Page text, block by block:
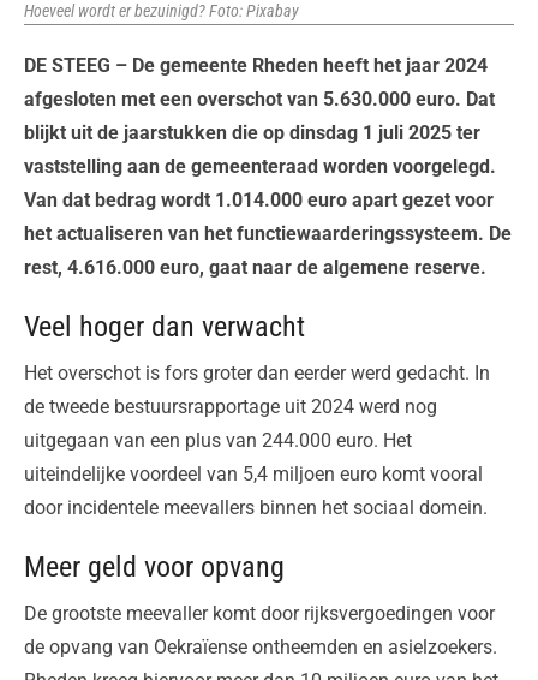
Hoeveel wordt er bezuinigd? Foto: Pixabay
DE STEEG – De gemeente Rheden heeft het jaar 2024
afgesloten met een overschot van 5.630.000 euro. Dat
blijkt uit de jaarstukken die op dinsdag 1 juli 2025 ter
vaststelling aan de gemeenteraad worden voorgelegd.
Van dat bedrag wordt 1.014.000 euro apart gezet voor
het actualiseren van het functiewaarderingssysteem. De
rest, 4.616.000 euro, gaat naar de algemene reserve.
Veel hoger dan verwacht
Het overschot is fors groter dan eerder werd gedacht. In
de tweede bestuursrapportage uit 2024 werd nog
uitgegaan van een plus van 244.000 euro. Het
uiteindelijke voordeel van 5,4 miljoen euro komt vooral
door incidentele meevallers binnen het sociaal domein.
Meer geld voor opvang
De grootste meevaller komt door rijksvergoedingen voor
de opvang van Oekraïense ontheemden en asielzoekers.